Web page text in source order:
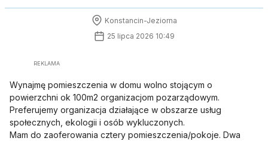
Konstancin-Jeziorna
25 lipca 2026 10:49
REKLAMA
Wynajmę pomieszczenia w domu wolno stojącym o
powierzchni ok 100m2 organizacjom pozarządowym.
Preferujemy organizacja działające w obszarze usług
społecznych, ekologii i osób wykluczonych.
Mam do zaoferowania cztery pomieszczenia/pokoje. Dwa